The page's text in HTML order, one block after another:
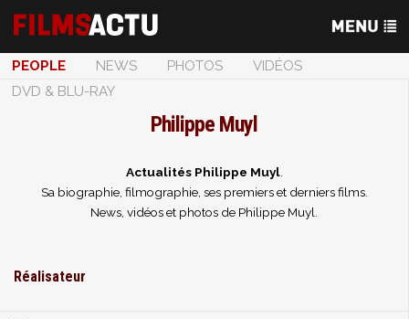
PEOPLE NEWS PHOTOS
VIDÉOS
DVD & BLU-RAY
Philippe Muyl
Actualités Philippe Muyl.
Sa biographie, filmographie, ses premiers et derniers films.
News, vidéos et photos de Philippe Muyl.
Réalisateur